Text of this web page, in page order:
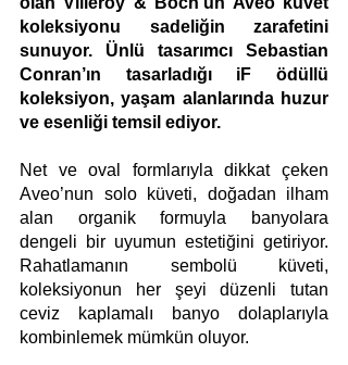
koleksiyonu sadeliğin zarafetini
sunuyor. Ünlü tasarımcı Sebastian
Conran’ın tasarladığı iF ödüllü
koleksiyon, yaşam alanlarında huzur
ve esenliği temsil ediyor.
Net ve oval formlarıyla dikkat çeken
Aveo’nun solo küveti, doğadan ilham
alan organik formuyla banyolara
dengeli bir uyumun estetiğini getiriyor.
Rahatlamanın sembolü küveti,
koleksiyonun her şeyi düzenli tutan
ceviz kaplamalı banyo dolaplarıyla
kombinlemek mümkün oluyor.